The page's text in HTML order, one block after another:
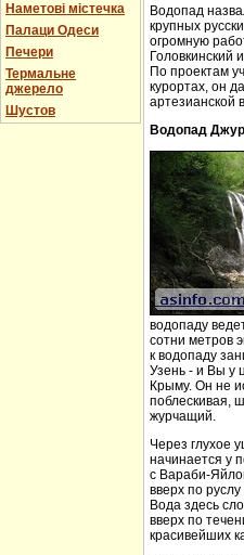
Наметові містечка
Палаци Одеси
Печери
Термальне
джерело
Шустов
Водопад
крупных
огромную
Головкинский
По проектам
курортах, он
артезианской
Водопад
водопаду
сотни метров
к водопаду
Узень - и Вы у
Крыму. Он не
поблескивая,
журчащий.
Через глухое
начинается у
с Вараби-
вверх по
Вода здесь
вверх по
красивейших